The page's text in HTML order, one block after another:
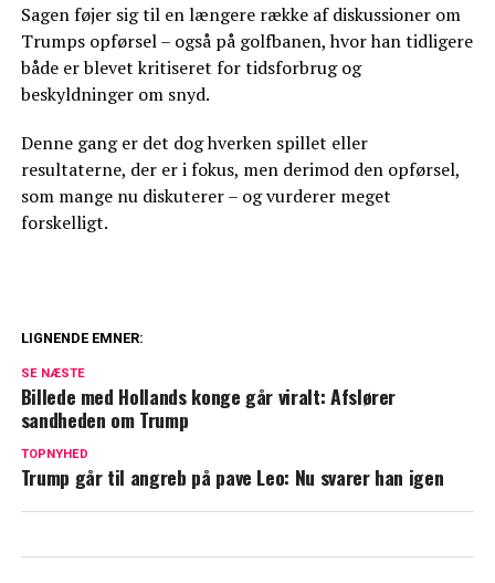
Sagen føjer sig til en længere række af diskussioner om
Trumps opførsel – også på golfbanen, hvor han tidligere
både er blevet kritiseret for tidsforbrug og
beskyldninger om snyd.
Denne gang er det dog hverken spillet eller
resultaterne, der er i fokus, men derimod den opførsel,
som mange nu diskuterer – og vurderer meget
forskelligt.
Frederiksen
Mette Frederiksen smider bombe: Skal
LIGNENDE EMNER:
SE NÆSTE
Billede med Hollands konge går viralt: Afslører
sandheden om Trump
TOPNYHED
Trump går til angreb på pave Leo: Nu svarer han igen